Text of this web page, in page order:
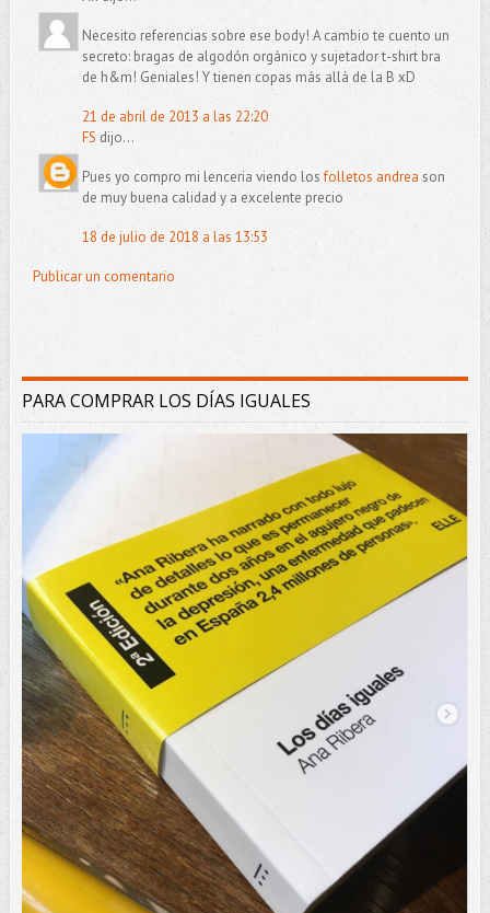
Necesito referencias sobre ese body! A cambio te cuento un
secreto: bragas de algodón orgánico y sujetador t-shirt bra
de h&m! Geniales! Y tienen copas más allá de la B xD
21 de abril de 2013 a las 22:20
FS dijo...
Pues yo compro mi lenceria viendo losfolletos andrea son
de muy buena calidad y a excelente precio
18 de julio de 2018 a las 13:53
Publicar un comentario
PARA COMPRAR LOS DÍAS IGUALES